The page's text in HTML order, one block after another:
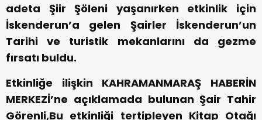
adeta Şiir Şöleni yaşanırken etkinlik için
İskenderun’a gelen Şairler İskenderun’un
Tarihi ve turistik mekanlarını da gezme
fırsatı buldu.
Etkinliğe ilişkin KAHRAMANMARAŞ HABERİN
MERKEZİ’ne açıklamada bulunan Şair Tahir
Görenli,Bu etkinliği tertipleyen Kitap Otağı